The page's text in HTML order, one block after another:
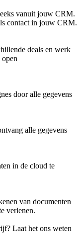
vanuit jouw CRM.
contact in jouw CRM.
deals en werk
door alle gegevens
alle gegevens
in de cloud te
van documenten
verlenen.
Laat het ons weten